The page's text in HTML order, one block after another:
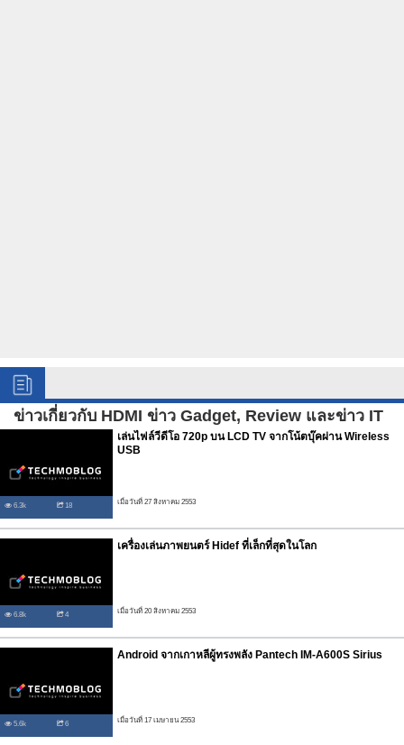
ข่าวเกี่ยวกับ HDMI ข่าว Gadget, Review และข่าว IT
6.3k 18
เล่นไฟล์วีดีโอ 720p บน LCD TV จากโน้ตบุ๊คผ่าน Wireless
USB
เมื่อวันที่ 27 สิงหาคม 2553
6.8k 4
เครื่องเล่นภาพยนตร์ Hidef ที่เล็กที่สุดในโลก
เมื่อวันที่ 20 สิงหาคม 2553
5.6k 6
Android จากเกาหลีผู้ทรงพลัง Pantech IM-A600S Sirius
เมื่อวันที่ 17 เมษายน 2553